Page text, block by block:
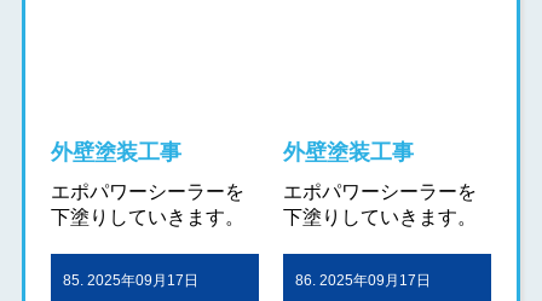
外壁塗装工事
エポパワーシーラーを
下塗りしていきます。
外壁塗装工事
エポパワーシーラーを
下塗りしていきます。
85. 2025年09月17日 86. 2025年09月17日